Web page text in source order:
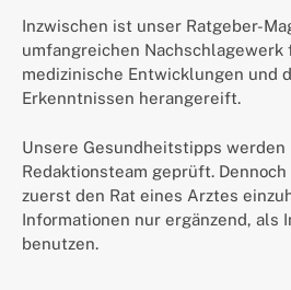
Inzwischen ist unser Ratgeber-
umfangreichen Nachschlagewerk
medizinische Entwicklungen und
Erkenntnissen herangereift.
Unsere Gesundheitstipps werden
Redaktionsteam geprüft.
zuerst den Rat eines Arztes
Informationen nur ergänzend, als
benutzen.